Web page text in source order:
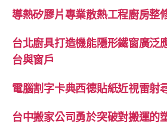
導熱矽膠片專業散熱工程廚房整
台北廚具打造機能隱形鐵窗廣泛
台與窗戶
電腦割字卡典西德貼紙近視雷射
台中搬家公司勇於突破對搬運的